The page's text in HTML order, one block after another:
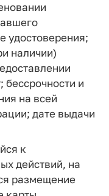
удостоверения;
наличии)
бессрочности и
на всей
дате выдачи
к
действий, на
размещение